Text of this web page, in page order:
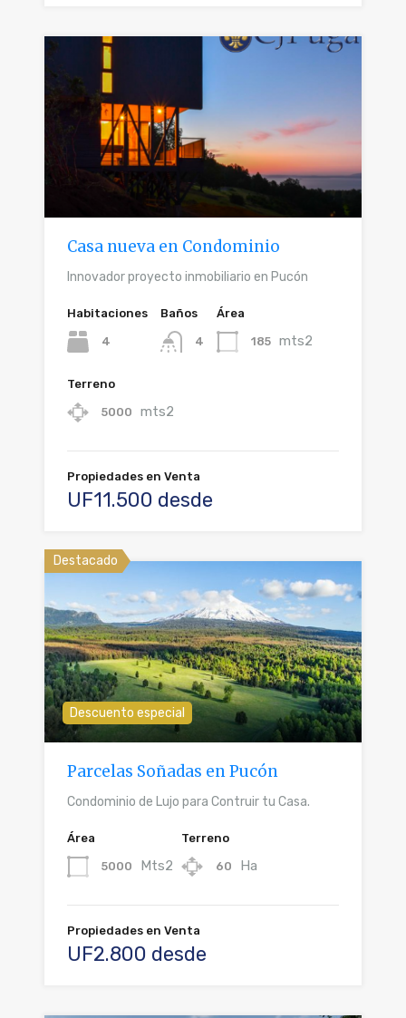
Casa nueva en Condominio
Innovador proyecto inmobiliario en Pucón
Habitaciones
4
Baños
4
Área
185 mts2
Terreno
5000 mts2
Propiedades en Venta
UF11.500 desde
Destacado
Descuento especial
Parcelas Soñadas en Pucón
Condominio de Lujo para Contruir tu Casa.
Área
5000 Mts2
Terreno
60 Ha
Propiedades en Venta
UF2.800 desde